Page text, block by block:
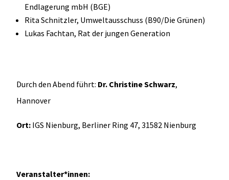
Endlagerung mbH (BGE)
Rita Schnitzler, Umweltausschuss (B90/Die Grünen)
Lukas Fachtan, Rat der jungen Generation
Durch den Abend führt: Dr. Christine Schwarz,
Hannover
Ort: IGS Nienburg, Berliner Ring 47, 31582 Nienburg
Veranstalter*innen: